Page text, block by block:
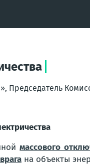
массового
на объекты